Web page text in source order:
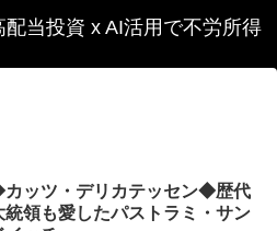
当投資 x AI活用で不労所得
ッツ・デリカテッセン◆歴代
統領も愛したパストラミ・サン